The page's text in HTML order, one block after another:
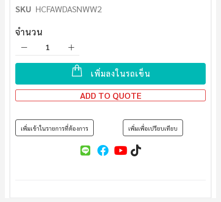
SKU HCFAWDASNWW2
จำนวน
เพิ่มลงในรถเข็น
ADD TO QUOTE
เพิ่มเข้าในรายการที่ต้องการ เพิ่มเพื่อเปรียบเทียบ